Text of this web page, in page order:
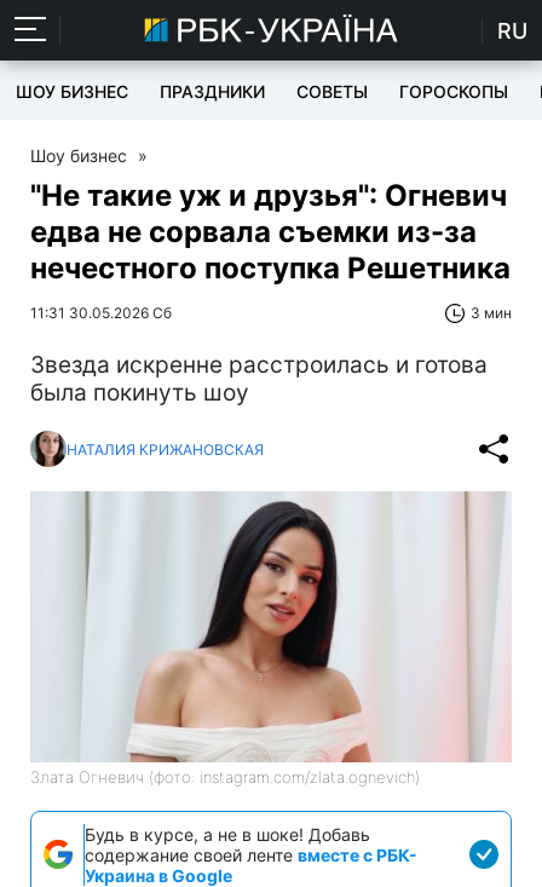
RU
ШОУ БИЗНЕС ПРАЗДНИКИ СОВЕТЫ ГОРОСКОПЫ
Шоу бизнес »
"Не такие уж и друзья": Огневич
едва не сорвала съемки из-за
нечестного поступка Решетника
11:31 30.05.2026 Сб 3 мин
Звезда искренне расстроилась и готова
была покинуть шоу
НАТАЛИЯ КРИЖАНОВСКАЯ
Злата Огневич (фото: instagram.com/zlata.ognevich)
Будь в курсе, а не в шоке! Добавь
содержание своей ленте вместе с РБК-
Украина в Google